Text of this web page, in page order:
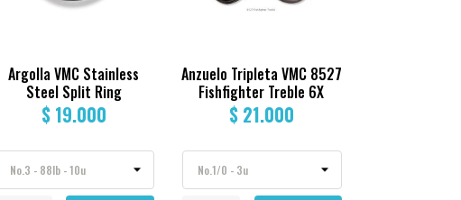
Argolla VMC Stainless
Steel Split Ring
$ 19.000
Anzuelo Tripleta VMC 8527
Fishfighter Treble 6X
$ 21.000